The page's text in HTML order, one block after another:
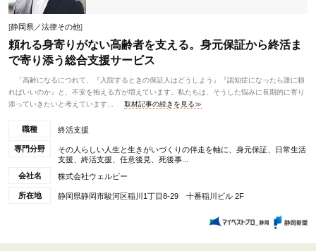
[静岡県／法律その他]
頼れる身寄りがない高齢者を支える。身元保証から終活ま
で寄り添う総合支援サービス
「高齢になるにつれて、『入院するときの保証人はどうしよう』『認知症になったら誰に頼
ればいいのか』と、不安を抱える方が増えています。私たちは、そうした悩みに長期的に寄り
添っていきたいと考えています...
取材記事の続きを見る≫
職種 終活支援
専門分野
その人らしい人生と生きがいづくりの伴走を軸に、身元保証、日常生活
支援、終活支援、任意後見、死後事...
会社名
株式会社ウェルビー
所在地 静岡県静岡市駿河区稲川1丁目8-29 十番稲川ビル 2F